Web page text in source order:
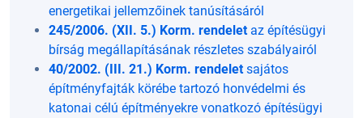
energetikai jellemzőinek tanúsításáról
245/2006. (XII. 5.) Korm. rendeletaz építésügyi
bírság megállapításának részletes szabályairól
40/2002. (III. 21.) Korm. rendeletsajátos
építményfajták körébe tartozó honvédelmi és
katonai célú építményekre vonatkozó építésügyi